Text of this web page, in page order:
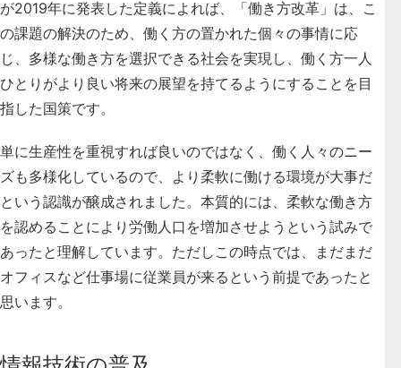
が2019年に発表した定義によれば、「働き方改革」は、こ
の課題の解決のため、働く方の置かれた個々の事情に応
じ、多様な働き方を選択できる社会を実現し、働く方一人
ひとりがより良い将来の展望を持てるようにすることを目
指した国策です。
単に生産性を重視すれば良いのではなく、働く人々のニー
ズも多様化しているので、 より柔軟に働ける環境が大事だ
という認識が醸成されました。本質的には、柔軟な働き方
を認めることにより労働人口を増加させようという試みで
あったと理解しています。ただしこの時点では、まだまだ
オフィスなど仕事場に従業員が来るという前提であったと
思います。